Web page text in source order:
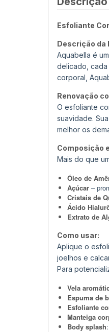
Esfoliante
Descrição da
Aquabella é
delicado, cada
corporal,
Renovação
O esfoliante
suavidade.
melhor os
Composição
Mais do que
Óleo de
Açúcar –
Cristais de
Ácido
Extrato de
Como usar:
Aplique o
joelhos e
Para
Vela
Espuma de
Esfoliante
Manteiga
Body splash